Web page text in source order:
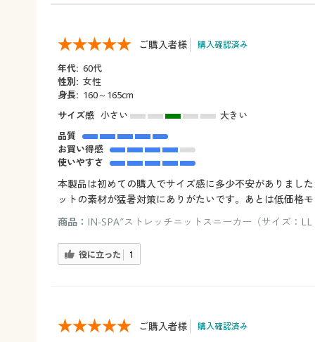
ご購入者様 購入確認済み
年代: 60代
性別: 女性
身長: 160～165cm
サイズ感 小さい
大きい
品質
お買い得感
使いやすさ
本製品は初めての購入でサイズ感に多少不安がありまし
ットの素材が猛暑対策にありがたいです。あとは低価格モ
商品： IN-SPA″ストレッチニットスニーカー（サイズ：LL
役に立った 1
ご購入者様 購入確認済み